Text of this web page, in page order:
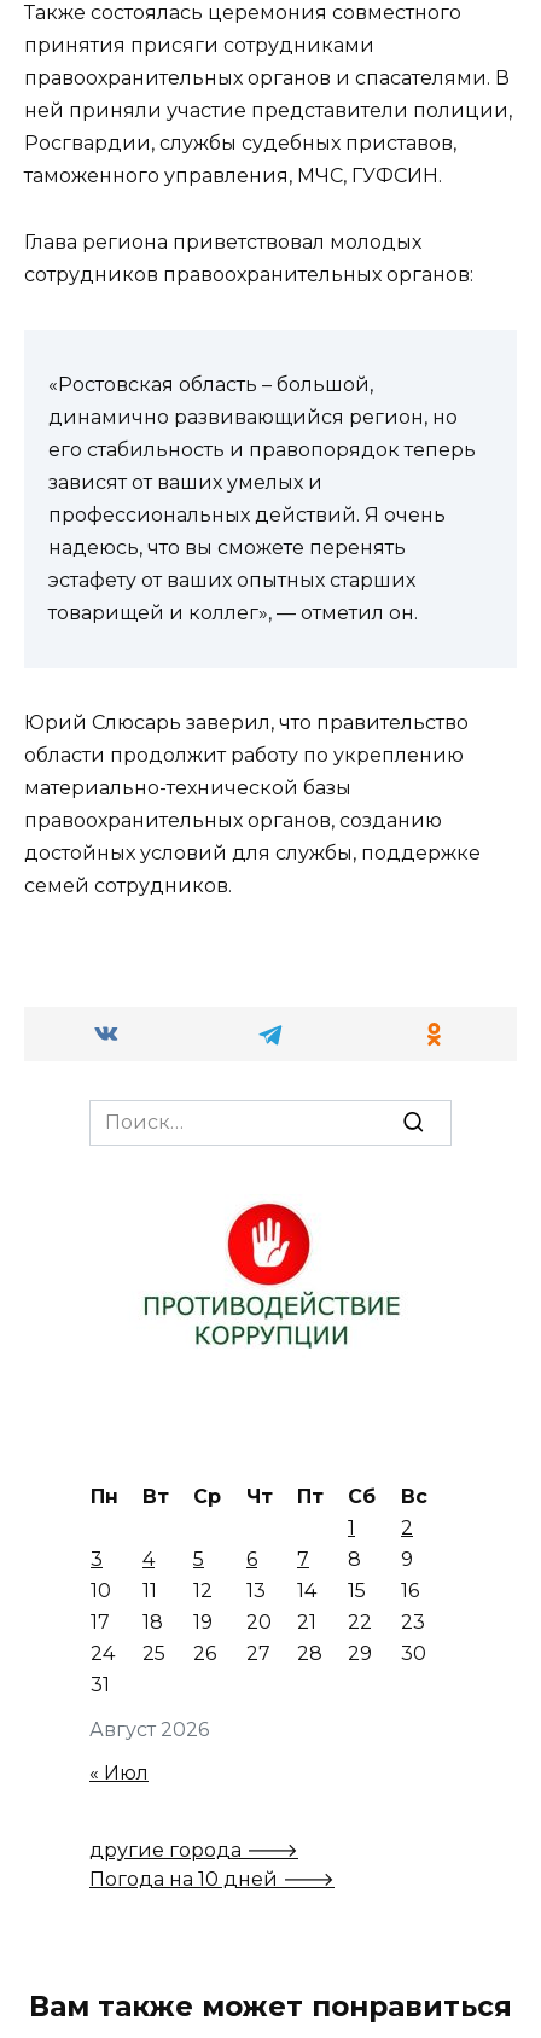
Также состоялась церемония совместного
принятия присяги сотрудниками
правоохранительных органов и спасателями. В
ней приняли участие представители полиции,
Росгвардии, службы судебных приставов,
таможенного управления, МЧС, ГУФСИН.
Глава региона приветствовал молодых
сотрудников правоохранительных органов:
«Ростовская область – большой,
динамично развивающийся регион, но
его стабильность и правопорядок теперь
зависят от ваших умелых и
профессиональных действий. Я очень
надеюсь, что вы сможете перенять
эстафету от ваших опытных старших
товарищей и коллег», — отметил он.
Юрий Слюсарь заверил, что правительство
области продолжит работу по укреплению
материально-технической базы
правоохранительных органов, созданию
достойных условий для службы, поддержке
семей сотрудников.
Search
for:
Август 2026
Пн Вт Ср Чт Пт Сб
Вс
1
2
3
4 5 6 7 8
9
10
11 12 13 14 15
16
17
18 19 20 21 22
23
24
25 26 27 28 29
30
31
« Июл
другие города 🡒
Погода на 10 дней 🡒
Вам также может понравиться